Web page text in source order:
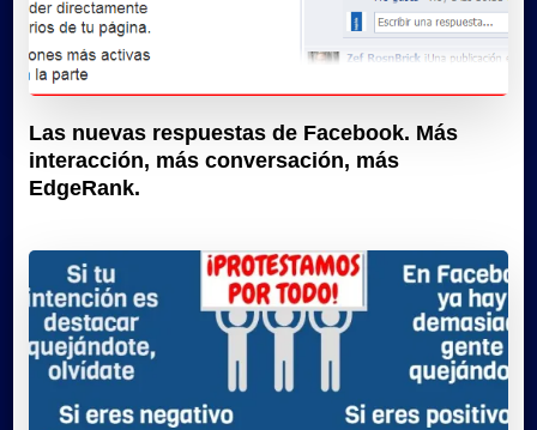
Las nuevas respuestas de Facebook. Más
interacción, más conversación, más
EdgeRank.